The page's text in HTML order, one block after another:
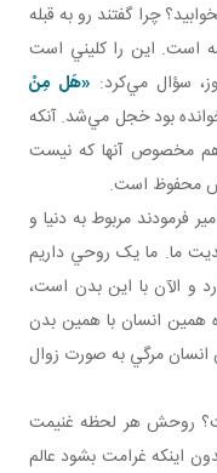
چرا گفتند رو به قبله
است. اين را کليني است
سؤال مي‌کرد: «هَل مِنْ
بود خجل مي‌شد. آنکه
مخصوص آنها که نيست
محفوظ است.
فرمودند مربوط به دنيا و
ما. ما يک روحي داريم
و الآن با اين بدن است،
همين انسان با همين بدن
انسان مرگي به صورت زوال
روحش هر لحظه غنيمت
اينکه غرامت بشود عالم